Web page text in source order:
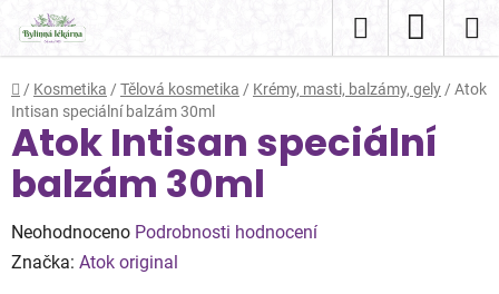
obsah
Hledat
KOŠÍK
Domů
/ Kosmetika / Tělová kosmetika / Krémy, masti, balzámy, gely / Atok
Intisan speciální balzám 30ml
Atok Intisan speciální
balzám 30ml
Průměrné
hodnocení
Neohodnoceno Podrobnosti hodnocení
Značka: Atok original